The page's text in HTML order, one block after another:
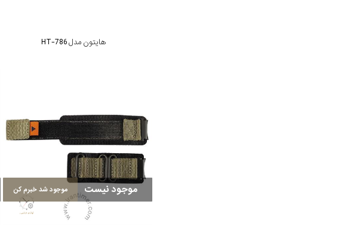
هایتون مدل HT-786
موجود نیست موجود شد خبرم کن